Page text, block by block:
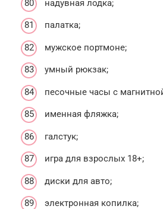
надувная лодка;
палатка;
мужское портмоне;
умный рюкзак;
песочные часы с
именная фляжка;
галстук;
игра для взрослых 18+;
диски для авто;
электронная копилка;